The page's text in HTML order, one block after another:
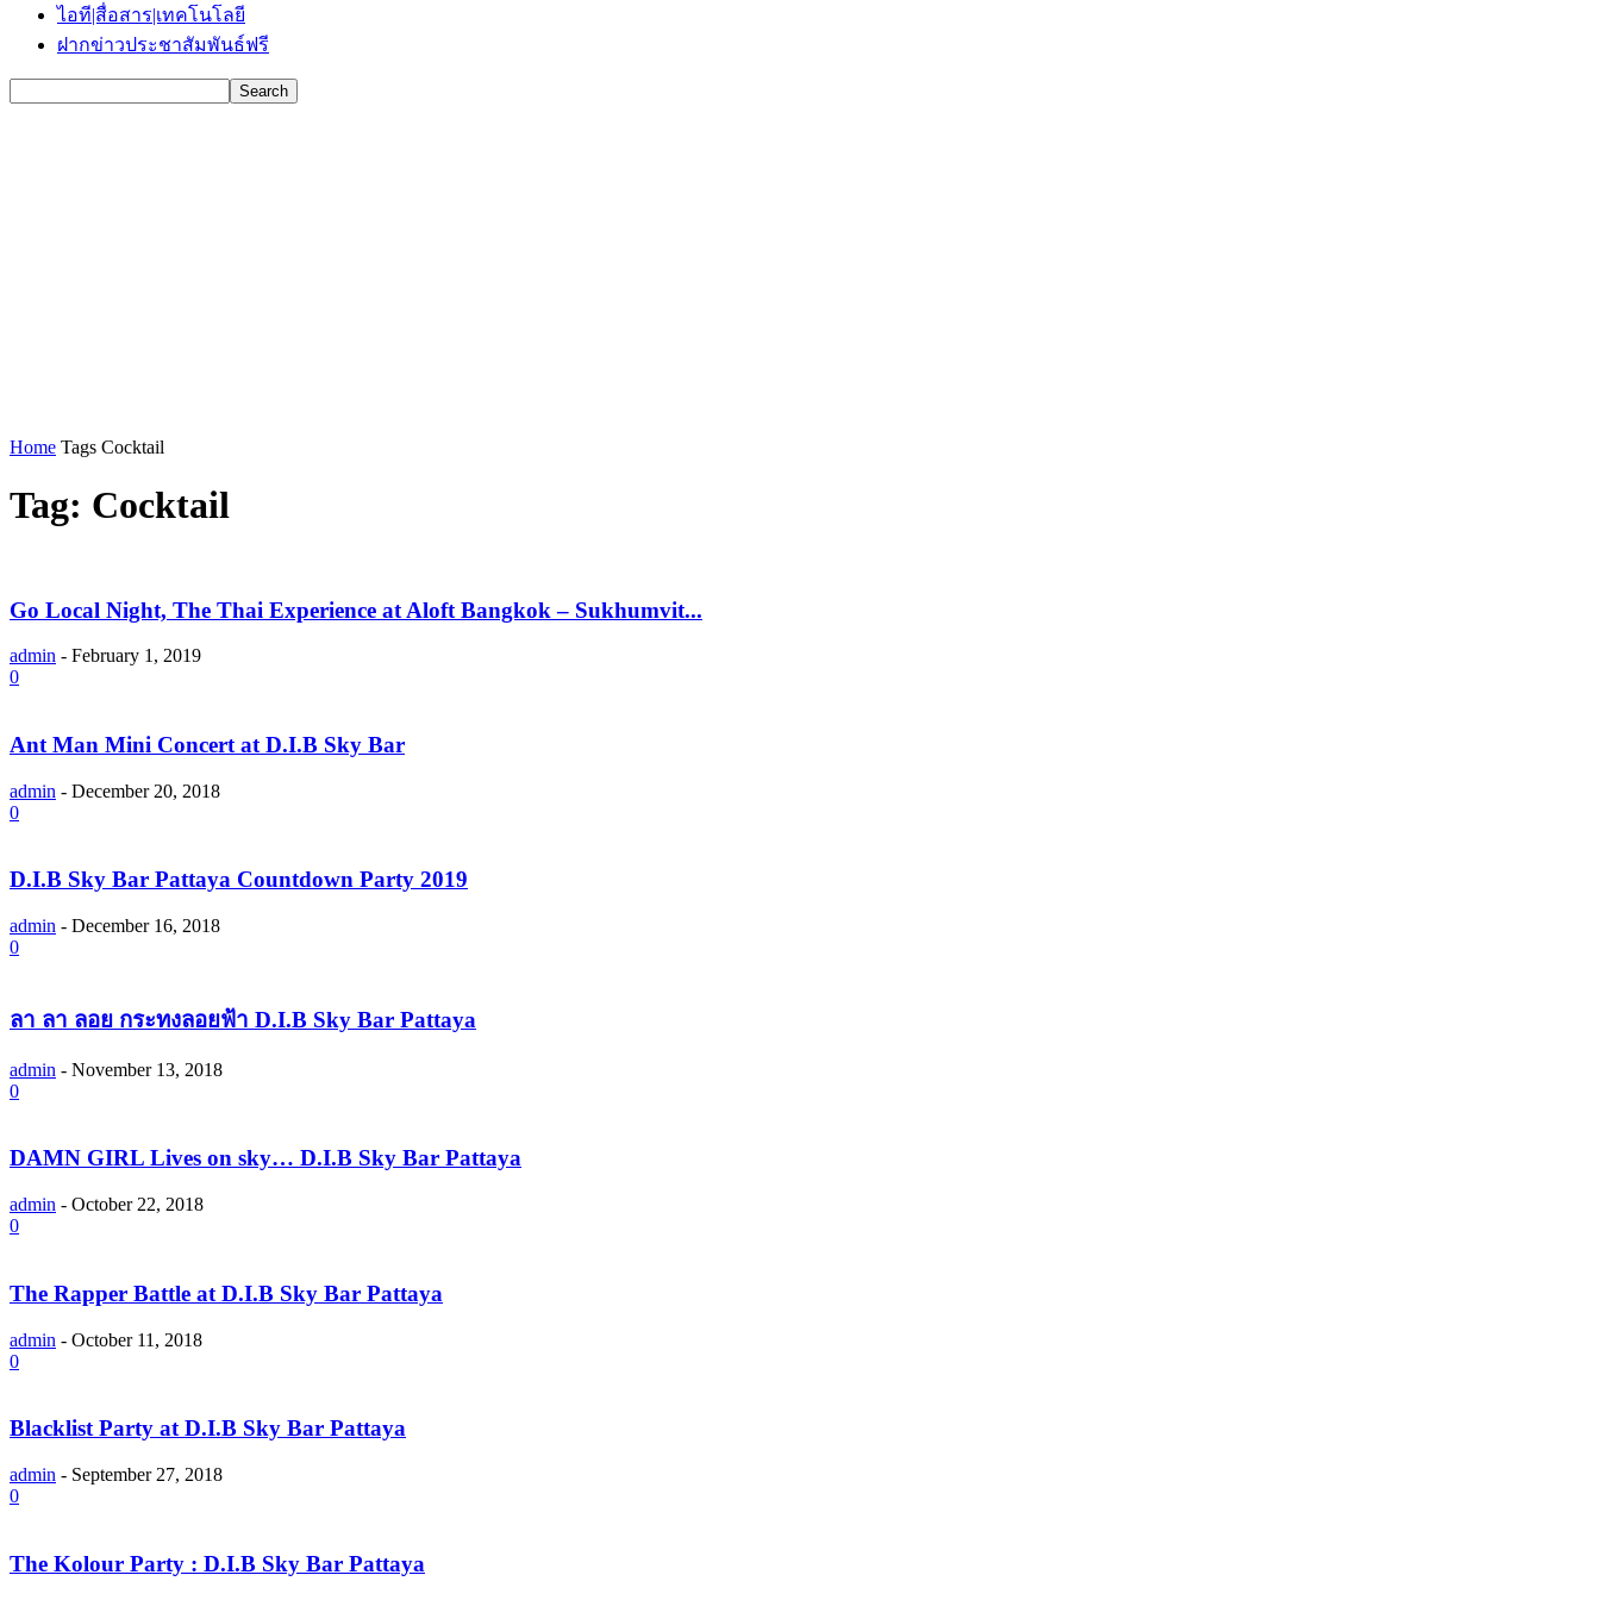
ไอที|สื่อสาร|เทคโนโลยี
ฝากข่าวประชาสัมพันธ์ฟรี
Home Tags Cocktail
Tag: Cocktail
Go Local Night, The Thai Experience at Aloft Bangkok – Sukhumvit...
admin - February 1, 2019
0
Ant Man Mini Concert at D.I.B Sky Bar
admin - December 20, 2018
0
D.I.B Sky Bar Pattaya Countdown Party 2019
admin - December 16, 2018
0
ลา ลา ลอย กระทงลอยฟ้า D.I.B Sky Bar Pattaya
admin - November 13, 2018
0
DAMN GIRL Lives on sky… D.I.B Sky Bar Pattaya
admin - October 22, 2018
0
The Rapper Battle at D.I.B Sky Bar Pattaya
admin - October 11, 2018
0
Blacklist Party at D.I.B Sky Bar Pattaya
admin - September 27, 2018
0
The Kolour Party : D.I.B Sky Bar Pattaya